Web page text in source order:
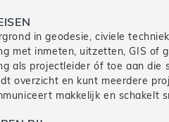
in geodesie, civiele
met inmeten, uitzetten, GIS of
als projectleider óf toe aan die
overzicht en kunt meerdere
makkelijk en schakelt